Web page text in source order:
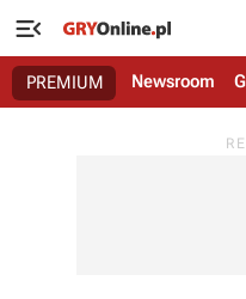

PREMIUM Newsroom